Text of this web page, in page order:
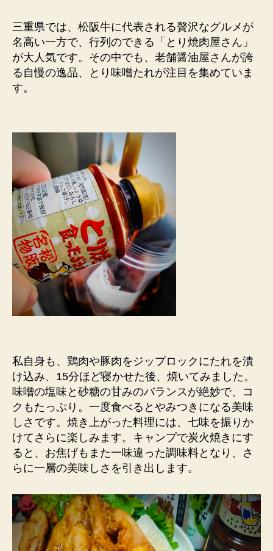
三重県では、松阪牛に代表される贅沢なグルメが
名高い一方で、行列のできる「とり焼肉屋さん」
が大人気です。その中でも、老舗醤油屋さんが誇
る自慢の逸品、とり味噌たれが注目を集めていま
す。
私自身も、鶏肉や豚肉をジップロックにたれを漬
け込み、15分ほど寝かせた後、焼いてみました。
味噌の塩味と砂糖の甘みのバランスが絶妙で、コ
クもたっぷり。一度食べるとやみつきになる美味
しさです。焼き上がった料理には、七味を振りか
けてさらに楽しみます。キャンプで炭火焼きにす
ると、お焦げもまた一味違った調味料となり、さ
らに一層の美味しさを引き出します。